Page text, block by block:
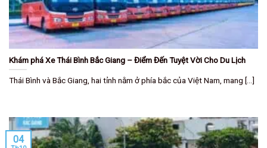
Khám phá Xe Thái Bình Bắc Giang – Điểm Đến Tuyệt Vời Cho Du Lịch
Thái Bình và Bắc Giang, hai tỉnh nằm ở phía bắc của Việt Nam, mang [...]
04